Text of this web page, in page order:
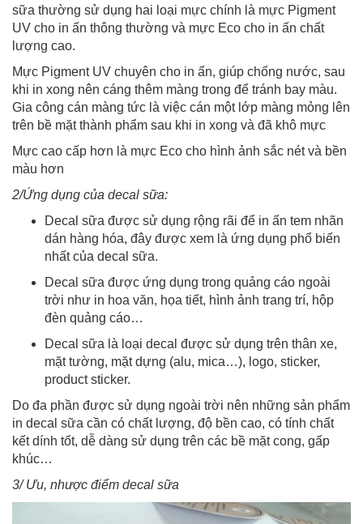
sữa thường sử dụng hai loại mực chính là mực Pigment
UV cho in ấn thông thường và mực Eco cho in ấn chất
lượng cao.
Mực Pigment UV chuyên cho in ấn, giúp chống nước, sau
khi in xong nên cáng thêm màng trong để tránh bay màu.
Gia công cán màng tức là việc cán một lớp màng mỏng lên
trên bề mặt thành phẩm sau khi in xong và đã khô mực
Mực cao cấp hơn là mực Eco cho hình ảnh sắc nét và bền
màu hơn
2/Ứng dụng của decal sữa:
Decal sữa được sử dụng rộng rãi để in ấn tem nhãn
dán hàng hóa, đây được xem là ứng dụng phổ biến
nhất của decal sữa.
Decal sữa được ứng dụng trong quảng cáo ngoài
trời như in hoa văn, họa tiết, hình ảnh trang trí, hộp
đèn quảng cáo…
Decal sữa là loại decal được sử dụng trên thân xe,
mặt tường, mặt dựng (alu, mica…), logo, sticker,
product sticker.
Do đa phần được sử dụng ngoài trời nên những sản phẩm
in decal sữa cần có chất lượng, độ bền cao, có tính chất
kết dính tốt, dễ dàng sử dụng trên các bề mặt cong, gấp
khúc…
3/ Ưu, nhược điểm decal sữa